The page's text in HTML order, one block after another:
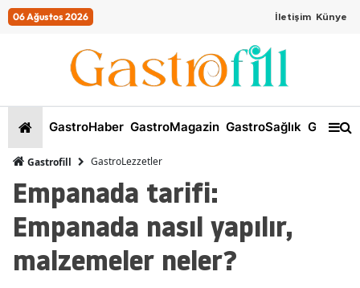
06 Ağustos 2026 İletişim Künye
GastroHaber GastroMagazin GastroSağlık
Gastrofill GastroLezzetler
Empanada tarifi:
Empanada nasıl yapılır,
malzemeler neler?